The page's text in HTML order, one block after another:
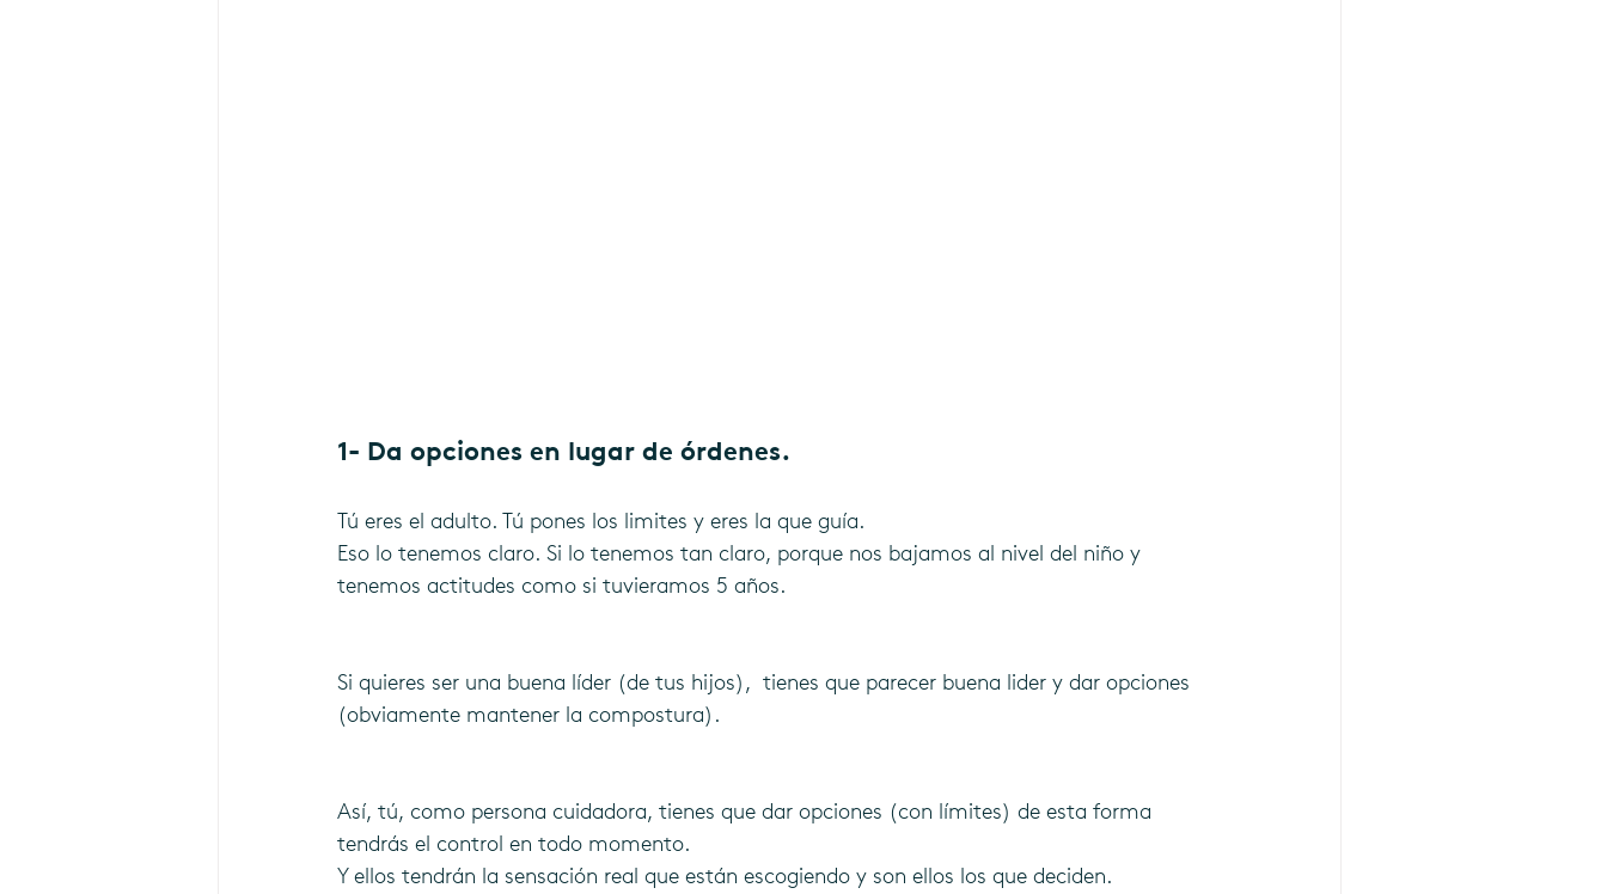
1- Da opciones en lugar de órdenes.
Tú eres el adulto. Tú pones los limites y eres la que guía.
Eso lo tenemos claro. Si lo tenemos tan claro, porque nos bajamos al nivel del niño y
tenemos actitudes como si tuvieramos 5 años.
Si quieres ser una buena líder (de tus hijos),  tienes que parecer buena lider y dar opciones
(obviamente mantener la compostura).
Así, tú, como persona cuidadora, tienes que dar opciones (con límites) de esta forma
tendrás el control en todo momento.
Y ellos tendrán la sensación real que están escogiendo y son ellos los que deciden.